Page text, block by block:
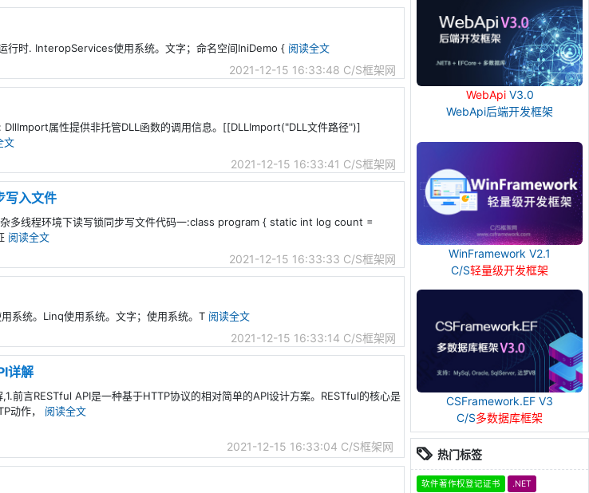
行时. InteropServices使用系统。文字；命名空间IniDemo { 阅读全文
2021-12-15 16:33:48 C/S框架网
属性提供非托管DLL函数的调用信息。[[DLLImport("DLL文件路径")]
文
2021-12-15 16:33:41 C/S框架网
入文件
多线程环境下读写锁同步写文件代码一:class program { static int log count =
阅读全文
2021-12-15 16:33:33 C/S框架网
系统。Linq使用系统。文字；使用系统。T 阅读全文
2021-12-15 16:33:14 C/S框架网
详解
前言RESTful API是一种基于HTTP协议的相对简单的API设计方案。RESTful的核心是
动作， 阅读全文
2021-12-15 16:33:04 C/S框架网
WebApiV3.0
WebApi后端开发框架
WinFramework V2.1
C/S轻量级开发框架
CSFramework.EF V3
C/S多数据库框架
热门标签
软件著作权登记证书 .NET